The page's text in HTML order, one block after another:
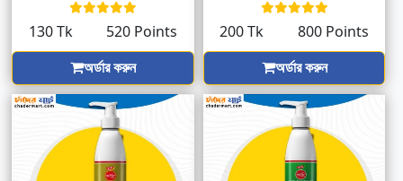
130 Tk
520 Points
অর্ডার করুন
200 Tk
800 Points
অর্ডার করুন